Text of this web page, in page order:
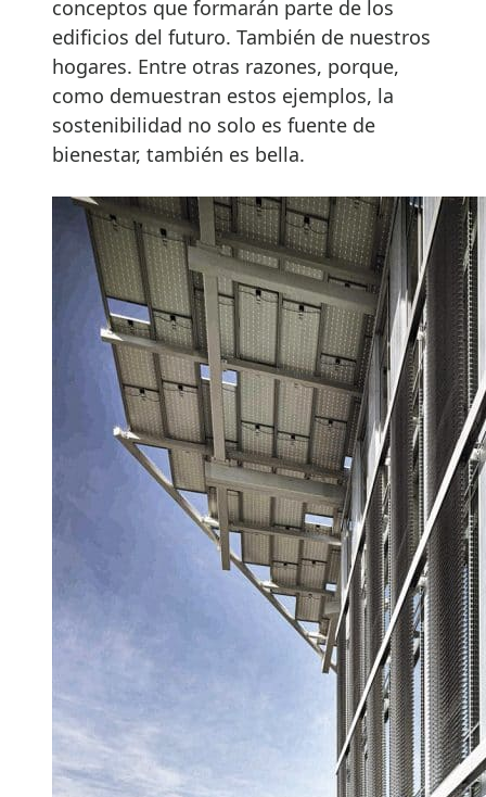
conceptos que formarán parte de los
edificios del futuro. También de nuestros
hogares. Entre otras razones, porque,
como demuestran estos ejemplos, la
sostenibilidad no solo es fuente de
bienestar, también es bella.